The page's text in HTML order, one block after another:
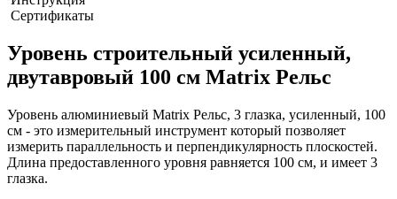
Сертификаты
Уровень строительный усиленный,
двутавровый 100 см Matrix Рельс
Уровень алюминиевый Matrix Рельс, 3 глазка, усиленный, 100
см - это измерительный инструмент который позволяет
измерить параллельность и перпендикулярность плоскостей.
Длина предоставленного уровня равняется 100 см, и имеет 3
глазка.